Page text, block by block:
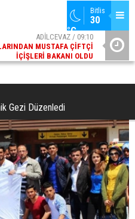
Bitlis
30
°C
ADİLCEVAZ / 09:10
MUSTAFA ÇIFTÇI
İÇIŞLERI BAKANI OLDU
Gezi Düzenledi